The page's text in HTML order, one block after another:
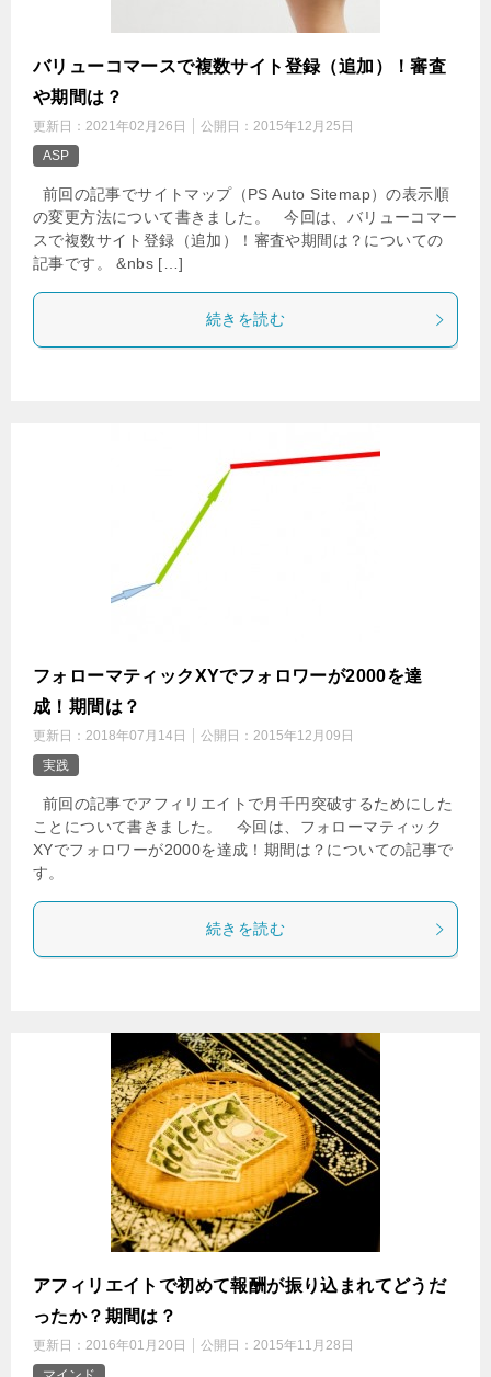
バリューコマースで複数サイト登録（追加）！審査
や期間は？
更新日： 2021年02月26日 公開日： 2015年12月25日
ASP
前回の記事でサイトマップ（PS Auto Sitemap）の表示順
の変更方法について書きました。 今回は、バリューコマー
スで複数サイト登録（追加）！審査や期間は？についての
記事です。 &nbs […]
続きを読む
フォローマティックXYでフォロワーが2000を達
成！期間は？
更新日： 2018年07月14日 公開日： 2015年12月09日
実践
前回の記事でアフィリエイトで月千円突破するためにした
ことについて書きました。 今回は、フォローマティック
XYでフォロワーが2000を達成！期間は？についての記事で
す。
続きを読む
アフィリエイトで初めて報酬が振り込まれてどうだ
ったか？期間は？
更新日： 2016年01月20日 公開日： 2015年11月28日